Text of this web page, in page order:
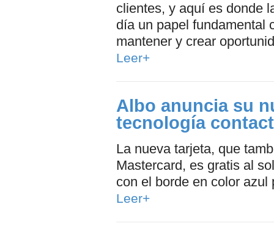
clientes, y aquí es donde
día un papel fundamental
mantener y crear
Leer+
Albo anuncia su
tecnología
La nueva tarjeta, que
Mastercard, es gratis al
con el borde en color
Leer+